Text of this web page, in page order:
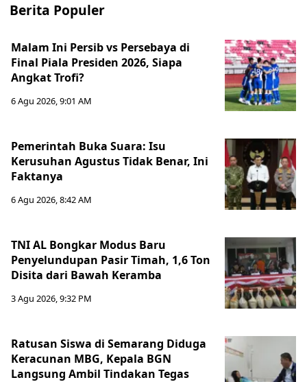
Berita Populer
Malam Ini Persib vs Persebaya di
Final Piala Presiden 2026, Siapa
Angkat Trofi?
6 Agu 2026, 9:01 AM
Pemerintah Buka Suara: Isu
Kerusuhan Agustus Tidak Benar, Ini
Faktanya
6 Agu 2026, 8:42 AM
TNI AL Bongkar Modus Baru
Penyelundupan Pasir Timah, 1,6 Ton
Disita dari Bawah Keramba
3 Agu 2026, 9:32 PM
Ratusan Siswa di Semarang Diduga
Keracunan MBG, Kepala BGN
Langsung Ambil Tindakan Tegas